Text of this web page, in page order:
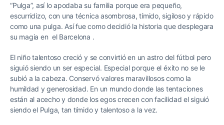
“Pulga”, así lo apodaba su familia porque era pequeño,
escurridizo, con una técnica asombrosa, tímido, sigiloso y rápido
como una pulga. Así fue como decidió la historia que desplegara
su magia en el Barcelona .
El niño talentoso creció y se convirtió en un astro del fútbol pero
siguió siendo un ser especial. Especial porque el éxito no se le
subió a la cabeza. Conservó valores maravillosos como la
humildad y generosidad. En un mundo donde las tentaciones
están al acecho y donde los egos crecen con facilidad el siguió
siendo el Pulga, tan tímido y talentoso a la vez.